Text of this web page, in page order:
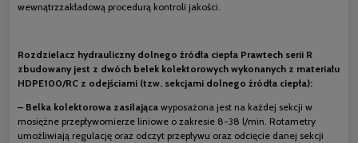
wewnątrzzakładową procedurą kontroli jakości.
Rozdzielacz hydrauliczny dolnego źródła ciepła Prawtech serii R
zbudowany jest z dwóch belek kolektorowych wykonanych z materiału
HDPE100/RC z odejściami (tzw. sekcjami dolnego źródła ciepła):
– Belka kolektorowa zasilająca wyposażona jest na każdej sekcji w
mosiężne przepływomierze liniowe o zakresie 8-38 l/min. Rotametry
umożliwiają regulację oraz odczyt przepływu oraz odcięcie danej sekcji